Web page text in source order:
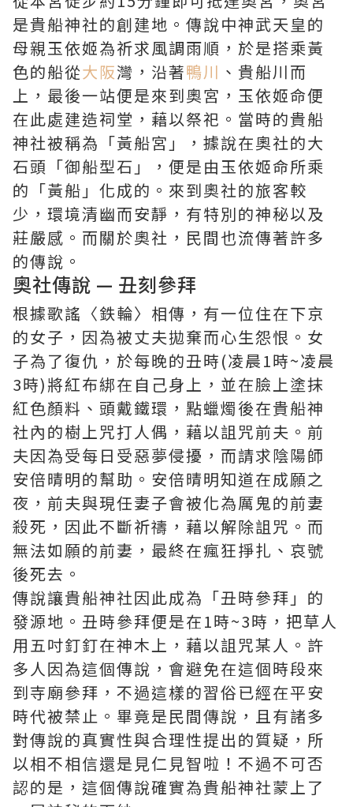
是貴船神社的創建地。傳說中神武天皇的
母親玉依姬為祈求風調雨順，於是搭乘黃
色的船從大阪灣，沿著鴨川 、貴船川而
上，最後一站便是來到奧宮，玉依姬命便
在此處建造祠堂，藉以祭祀。當時的貴船
神社被稱為「黃船宮」，據說在奧社的大
石頭「御船型石」，便是由玉依姬命所乘
的「黃船」化成的。來到奧社的旅客較
少，環境清幽而安靜，有特別的神秘以及
莊嚴感。而關於奧社，民間也流傳著許多
的傳說。
奧社傳說 — 丑刻參拜
根據歌謠〈鉄輪〉相傳，有一位住在下京
的女子，因為被丈夫拋棄而心生怨恨。女
子為了復仇，於每晚的丑時(凌晨1時~凌晨
3時)將紅布綁在自己身上，並在臉上塗抹
紅色顏料、頭戴鐵環，點蠟燭後在貴船神
社內的樹上咒打人偶，藉以詛咒前夫。前
夫因為受每日受惡夢侵擾，而請求陰陽師
安倍晴明的幫助。安倍晴明知道在成願之
夜，前夫與現任妻子會被化為厲鬼的前妻
殺死，因此不斷祈禱，藉以解除詛咒。而
無法如願的前妻，最終在瘋狂掙扎、哀號
後死去。
傳說讓貴船神社因此成為「丑時參拜」的
發源地。丑時參拜便是在1時~3時，把草人
用五吋釘釘在神木上，藉以詛咒某人。許
多人因為這個傳說，會避免在這個時段來
到寺廟參拜，不過這樣的習俗已經在平安
時代被禁止。畢竟是民間傳說，且有諸多
對傳說的真實性與合理性提出的質疑，所
以相不相信還是見仁見智啦！不過不可否
認的是，這個傳說確實為貴船神社蒙上了